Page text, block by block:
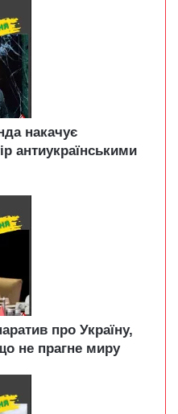
накачує
антиукраїнськими
про Україну,
не прагне миру